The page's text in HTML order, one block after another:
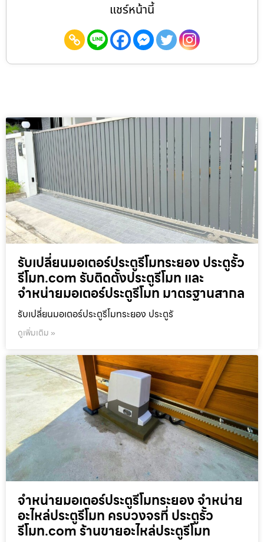
แชร์หน้านี้
รับเปลี่ยนมอเตอร์ประตูรีโมทระยอง ประตูรั้ว
รีโมท.com รับติดตั้งประตูรีโมท และ
จำหน่ายมอเตอร์ประตูรีโมท มาตรฐานสากล
รับเปลี่ยนมอเตอร์ประตูรีโมทระยอง ประตูรั
ดูเพิ่มเติม »
จำหน่ายมอเตอร์ประตูรีโมทระยอง จำหน่าย
อะไหล่ประตูรีโมท ครบวงจรที่ ประตูรั้ว
รีโมท.com ร้านขายอะไหล่ประตูรีโมท